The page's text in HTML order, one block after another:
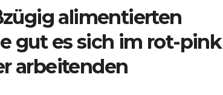
alimentierten
gut es sich im rot-pink
arbeitenden